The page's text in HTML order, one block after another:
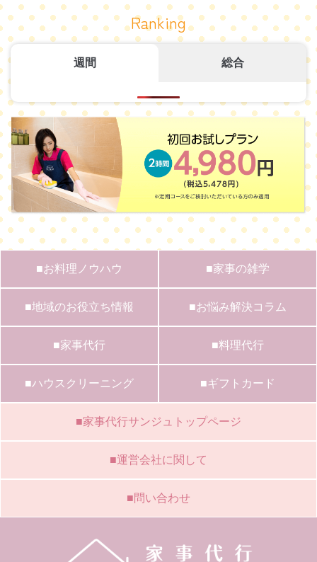
Ranking
週間 総合
■お料理ノウハウ ■家事の雑学
■地域のお役立ち情報 ■お悩み解決コラム
■家事代行 ■料理代行
■ハウスクリーニング ■ギフトカード
■家事代行サンジュトップページ
■運営会社に関して
■問い合わせ